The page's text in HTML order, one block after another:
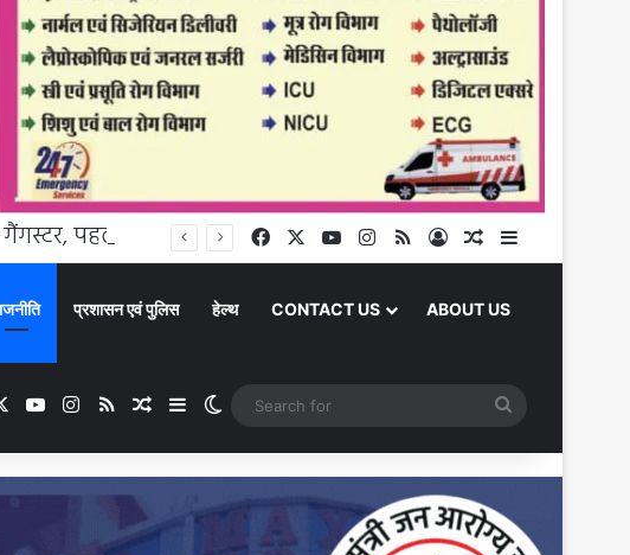
Facebook YouTubeInstagram
RSS Log InRandom Article
प्रशासन एवं पुलिस हेल्थ CONTACT US ABOUT US
YouTubeInstagram
RSS Random Article
SidebarSwitch skin